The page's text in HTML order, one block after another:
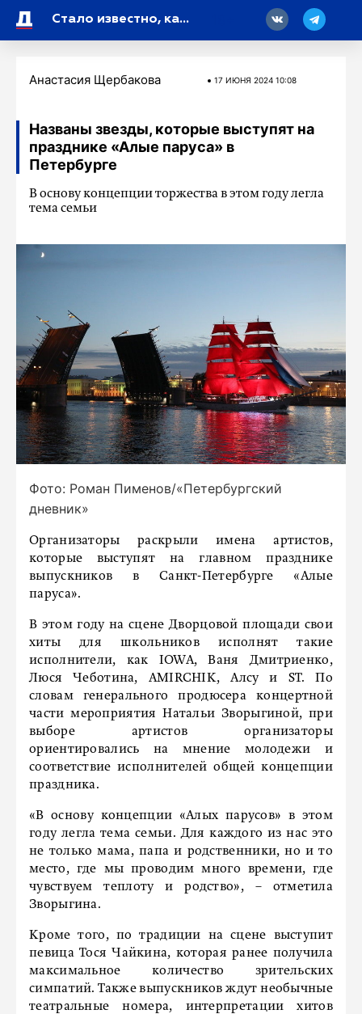
Стало известно, какие фотографии чаще всего пересматривают россияне
Анастасия Щербакова 17 ИЮНЯ 2024 10:08
Названы звезды, которые выступят на
празднике «Алые паруса» в
Петербурге
В основу концепции торжества в этом году легла
тема семьи
Фото: Роман Пименов/«Петербургский
дневник»
Организаторы раскрыли имена артистов,
которые выступят на главном празднике
выпускников в Санкт-Петербурге «Алые
паруса».
В этом году на сцене Дворцовой площади свои
хиты для школьников исполнят такие
исполнители, как IOWA, Ваня Дмитриенко,
Люся Чеботина, AMIRCHIK, Алсу и ST. По
словам генерального продюсера концертной
части мероприятия Натальи Зворыгиной, при
выборе артистов организаторы
ориентировались на мнение молодежи и
соответствие исполнителей общей концепции
праздника.
«В основу концепции «Алых парусов» в этом
году легла тема семьи. Для каждого из нас это
не только мама, папа и родственники, но и то
место, где мы проводим много времени, где
чувствуем теплоту и родство», – отметила
Зворыгина.
Кроме того, по традиции на сцене выступит
певица Тося Чайкина, которая ранее получила
максимальное количество зрительских
симпатий. Также выпускников ждут необычные
театральные номера, интерпретации хитов